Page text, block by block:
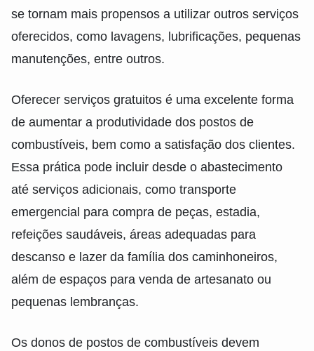
se tornam mais propensos a utilizar outros serviços
oferecidos, como lavagens, lubrificações, pequenas
manutenções, entre outros.
Oferecer serviços gratuitos é uma excelente forma
de aumentar a produtividade dos postos de
combustíveis, bem como a satisfação dos clientes.
Essa prática pode incluir desde o abastecimento
até serviços adicionais, como transporte
emergencial para compra de peças, estadia,
refeições saudáveis, áreas adequadas para
descanso e lazer da família dos caminhoneiros,
além de espaços para venda de artesanato ou
pequenas lembranças.
Os donos de postos de combustíveis devem